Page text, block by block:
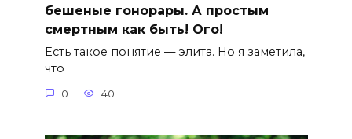
бешеные гонорары. А простым
смертным как быть! Ого!
Есть такое понятие — элита. Но я заметила,
что
0 40